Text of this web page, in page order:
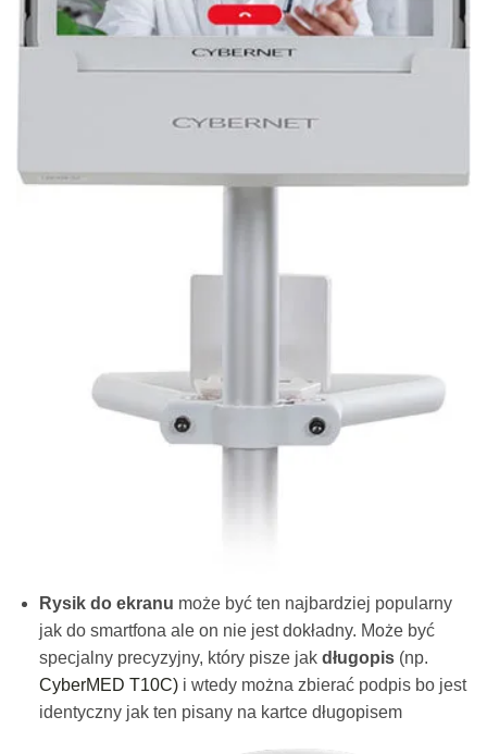
Rysik do ekranu może być ten najbardziej popularny
jak do smartfona ale on nie jest dokładny. Może być
specjalny precyzyjny, który pisze jak długopis(np.
CyberMED T10C)i wtedy można zbierać podpis bo jest
identyczny jak ten pisany na kartce długopisem